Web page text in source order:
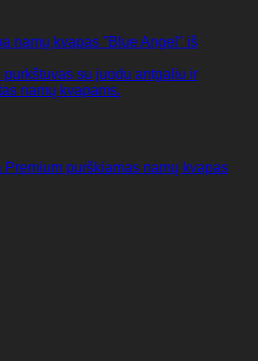
Premium purškiamas namų kvapas